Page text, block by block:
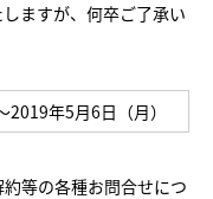
ますが、何卒ご了承い
年5月6日（月）
等の各種お問合せにつ